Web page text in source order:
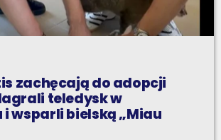
zachęcają do adopcji
teledysk w
wsparli bielską „Miau